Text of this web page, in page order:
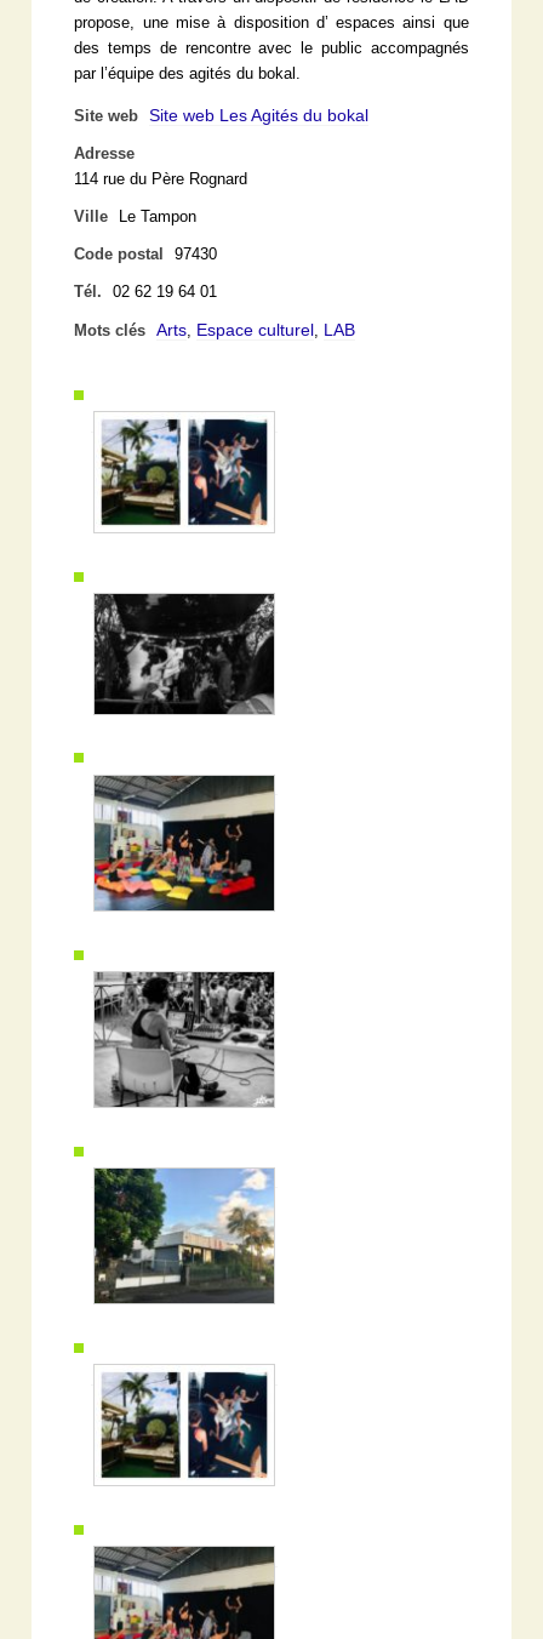
propose, une mise à disposition d’ espaces ainsi que
des temps de rencontre avec le public accompagnés
par l’équipe des agités du bokal.
Site web Site web Les Agités du bokal
Adresse
114 rue du Père Rognard
Ville Le Tampon
Code postal 97430
Tél. 02 62 19 64 01
Mots clés Arts Espace culturel LAB